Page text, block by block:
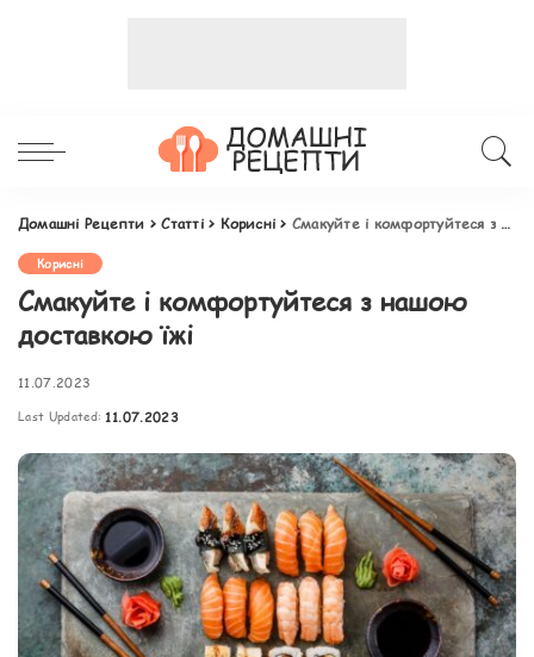
Домашні Рецепти >Статті> Корисні > Смакуйте і комфортуйтеся з нашою доставкою їжі
Корисні
Смакуйте і комфортуйтеся з нашою
доставкою їжі
11.07.2023
Last Updated: 11.07.2023